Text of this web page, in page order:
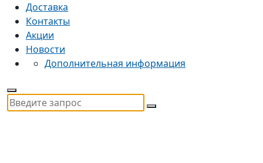
Доставка
Контакты
Акции
Новости
Дополнительная информация